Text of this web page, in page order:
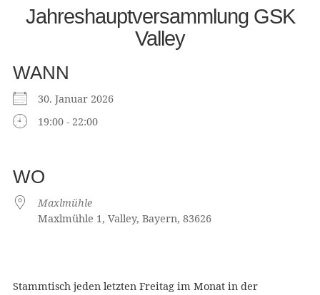
Jahreshauptversammlung GSK
Valley
WANN
30. Januar 2026
19:00 - 22:00
WO
Maxlmühle
Maxlmühle 1, Valley, Bayern, 83626
Stammtisch jeden letzten Freitag im Monat in der